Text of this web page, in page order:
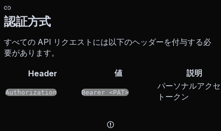
認証方式
すべての API リクエストには以下のヘッダーを付与する必
要があります。
Header 値 説明
Authorization Bearer <PAT>
パーソナルアク
トークン